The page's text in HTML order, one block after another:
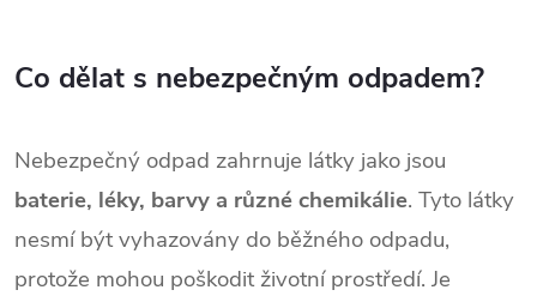
Co dělat s nebezpečným odpadem?
Nebezpečný odpad zahrnuje látky jako jsou
baterie, léky, barvy a různé chemikálie. Tyto látky
nesmí být vyhazovány do běžného odpadu,
protože mohou poškodit životní prostředí. Je